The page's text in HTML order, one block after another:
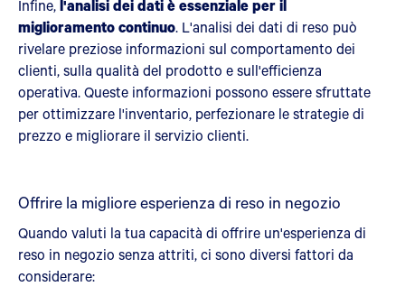
Infine, l'analisi dei dati è essenziale per il
miglioramento continuo. L'analisi dei dati di reso può
rivelare preziose informazioni sul comportamento dei
clienti, sulla qualità del prodotto e sull'efficienza
operativa. Queste informazioni possono essere sfruttate
per ottimizzare l'inventario, perfezionare le strategie di
prezzo e migliorare il servizio clienti.
Offrire la migliore esperienza di reso in negozio
Quando valuti la tua capacità di offrire un'esperienza di
reso in negozio senza attriti, ci sono diversi fattori da
considerare: